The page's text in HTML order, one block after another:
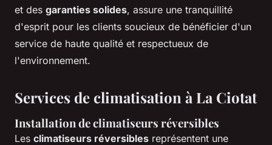
et des garanties solides, assure une tranquillité
d'esprit pour les clients soucieux de bénéficier d'un
service de haute qualité et respectueux de
l'environnement.
Services de climatisation à La Ciotat
Installation de climatiseurs réversibles
Les climatiseurs réversibles représentent une